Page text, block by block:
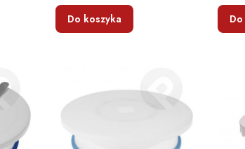
Do koszyka